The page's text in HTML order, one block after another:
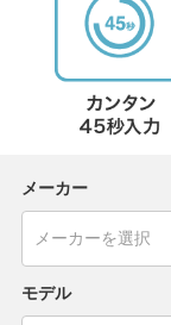
メーカー
モデル